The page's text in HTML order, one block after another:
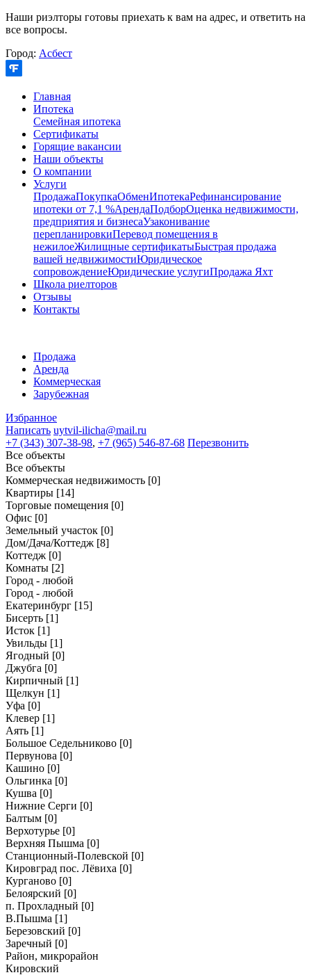
Наши риэлторы готовы приехать к вам на адрес, и ответить на
все вопросы.
Город: Асбест
Главная
Ипотека
Семейная ипотека
Сертификаты
Горящие вакансии
Наши объекты
О компании
Услуги
ПродажаПокупкаОбменИпотекаРефинансирование
ипотеки от 7,1 %АрендаПодборОценка недвижимости,
предприятия и бизнесаУзаконивание
перепланировкиПеревод помещения в
нежилоеЖилищные сертификатыБыстрая продажа
вашей недвижимостиЮридическое
сопровождениеЮридические услугиПродажа Яхт
Школа риелторов
Отзывы
Контакты
Продажа
Аренда
Коммерческая
Зарубежная
Избранное
Написать uytvil-ilicha@mail.ru
+7 (343) 307-38-98, +7 (965) 546-87-68 Перезвонить
Все объекты
Все объекты
Коммерческая недвижимость [0]
Квартиры [14]
Торговые помещения [0]
Офис [0]
Земельный участок [0]
Дом/Дача/Коттедж [8]
Коттедж [0]
Комнаты [2]
Город - любой
Город - любой
Екатеринбург [15]
Бисерть [1]
Исток [1]
Увильды [1]
Ягодный [0]
Джубга [0]
Кирпичный [1]
Щелкун [1]
Уфа [0]
Клевер [1]
Аять [1]
Большое Седельниково [0]
Первунова [0]
Кашино [0]
Ольгинка [0]
Кушва [0]
Нижние Серги [0]
Балтым [0]
Верхотурье [0]
Верхняя Пышма [0]
Станционный-Полевской [0]
Кировград пос. Лёвиха [0]
Курганово [0]
Белоярский [0]
п. Прохладный [0]
В.Пышма [1]
Березовский [0]
Заречный [0]
Район, микрорайон
Кировский